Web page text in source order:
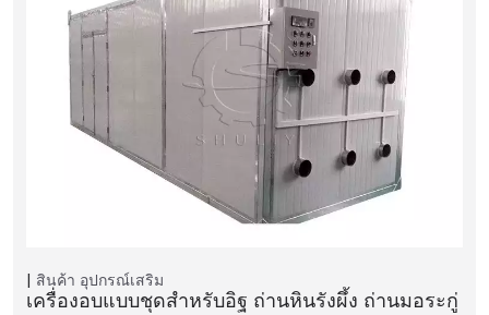
สินค้า อุปกรณ์เสริม
เครื่องอบแบบชุดสำหรับอิฐ ถ่านหินรังผึ้ง ถ่านมอระกู่